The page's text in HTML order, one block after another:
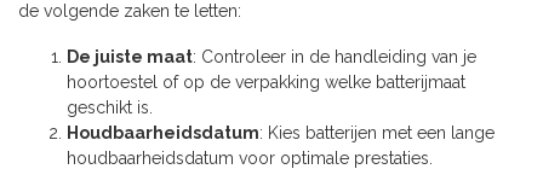
de volgende zaken te letten:
De juiste maat: Controleer in de handleiding van je
hoortoestel of op de verpakking welke batterijmaat
geschikt is.
Houdbaarheidsdatum: Kies batterijen met een lange
houdbaarheidsdatum voor optimale prestaties.